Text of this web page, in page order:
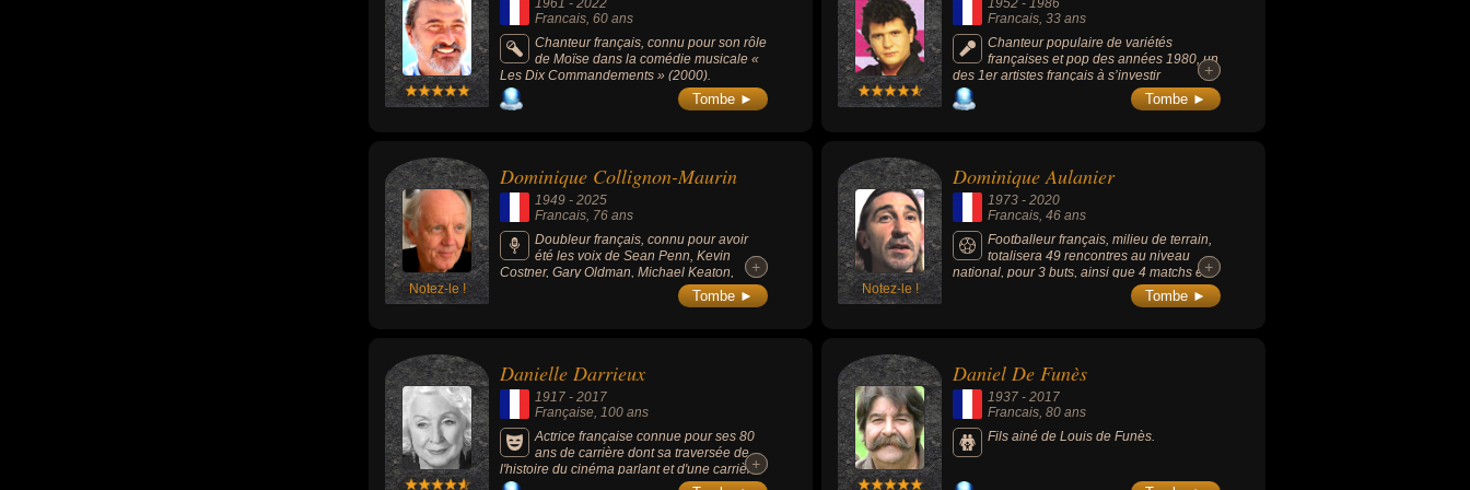
Francais , 60 ans
Chanteur français, connu pour son rôle
de Moïse dans la comédie musicale «
Les Dix Commandements » (2000).
Tombe ►
Francais , 33 ans
Chanteur populaire de variétés
françaises et pop des années 1980, un
des 1er artistes français à s’investir
personnellement dans l'humanitaire.
+
+
Tombe ►
Notez-le !
Dominique Collignon-Maurin
1949 - 2025
Francais , 76 ans
Doubleur français, connu pour avoir
été les voix de Sean Penn, Kevin
Costner, Gary Oldman, Michael Keaton,
Kevin Bacon, Christopher Walken, Willem
+
+
Tombe ► Notez-le !
Dominique Aulanier
1973 -2020
Francais , 46 ans
Footballeur français, milieu de terrain,
totalisera 49 rencontres au niveau
national, pour 3 buts, ainsi que 4 matchs en
Coupe des coupes 1997 avec 2 buts à son
+
+
Tombe ►
Danielle Darrieux
1917 - 2017
Française, 100 ans
Actrice française connue pour ses 80
ans de carrière dont sa traversée de
l'histoire du cinéma parlant et d'une carrière
parmi les plus longues du cinéma avec plus
+
+
Daniel De Funès
1937 -2017
Francais, 80 ans
Fils ainé de Louis de Funès.